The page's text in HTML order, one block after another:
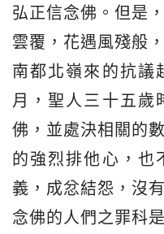
弘正信念佛。但是
雲覆，花遇風殘般
南都北嶺來的抗議
月，聖人三十五歲
佛，並處決相關的
的強烈排他心，也
義，成忿結怨，沒
念佛的人們之罪科